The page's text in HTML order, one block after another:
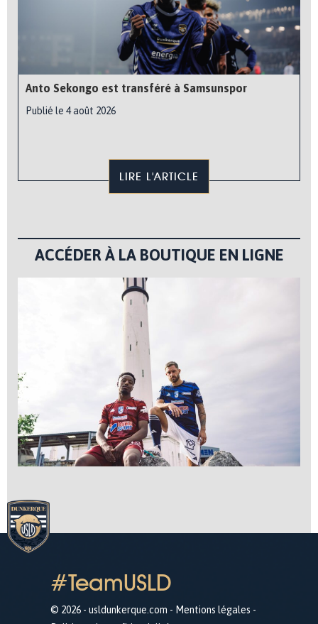
Anto Sekongo est transféré à Samsunspor
Publié le 4 août 2026
LIRE L'ARTICLE
ACCÉDER À LA BOUTIQUE EN LIGNE
#TeamUSLD
© 2026 - usldunkerque.com - Mentions légales -